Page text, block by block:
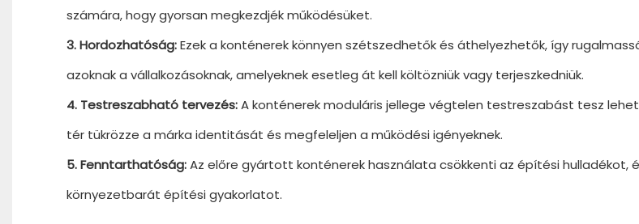
számára, hogy gyorsan megkezdjék működésüket.
3. Hordozhatóság:Ezek a konténerek könnyen szétszedhetők és áthelyezhetők, így
azoknak a vállalkozásoknak, amelyeknek esetleg át kell költözniük vagy terjeszkedniük.
4. Testreszabható tervezés:A konténerek moduláris jellege végtelen testreszabást tesz
tér tükrözze a márka identitását és megfeleljen a működési igényeknek.
5. Fenntarthatóság:Az előre gyártott konténerek használata csökkenti az építési hulladékot,
környezetbarát építési gyakorlatot.